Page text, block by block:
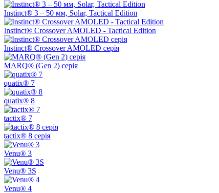
Instinct® 3 – 50 мм, Solar, Tactical Edition
Instinct® Crossover AMOLED - Tactical Edition
Instinct® Crossover AMOLED серія
MARQ® (Gen 2) серія
quatix® 7
quatix® 8
tactix® 7
tactix® 8 серія
Venu® 3
Venu® 3S
Venu® 4